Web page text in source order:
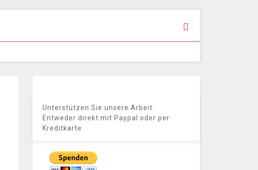
Unterstützen Sie unsere Arbeit.
Entweder direkt mit Paypal oder per
Kreditkarte